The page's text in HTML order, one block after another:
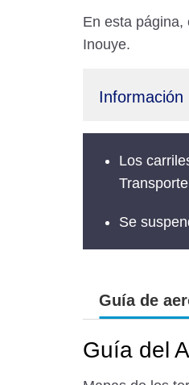
En esta página,
Inouye.
Información
Los
Se
Guía de
Guía del